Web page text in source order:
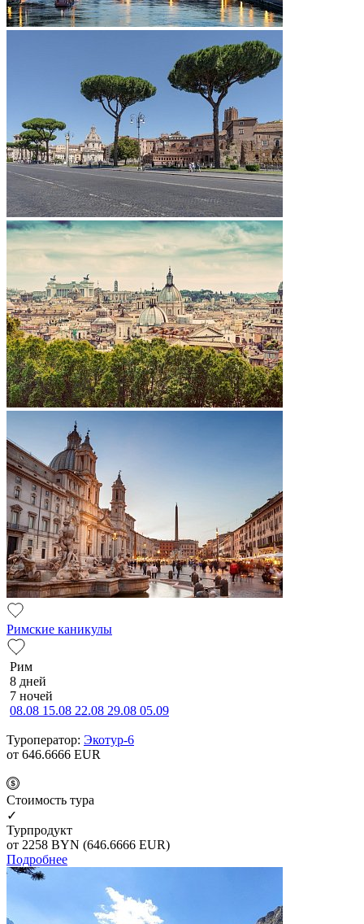
Римские каникулы
Рим
8 дней
7 ночей
08.08 15.08 22.08 29.08 05.09
Туроператор: Экотур-6
от 646.6666 EUR
Cтоимость тура
✓
Турпродукт
от 2258 BYN (646.6666 EUR)
Подробнее